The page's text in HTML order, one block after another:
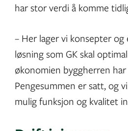
har stor verdi å komme
– Her lager vi konsepter
løsning som GK skal
økonomien byggherren
Pengesummen er satt, og
mulig funksjon og kvalitet